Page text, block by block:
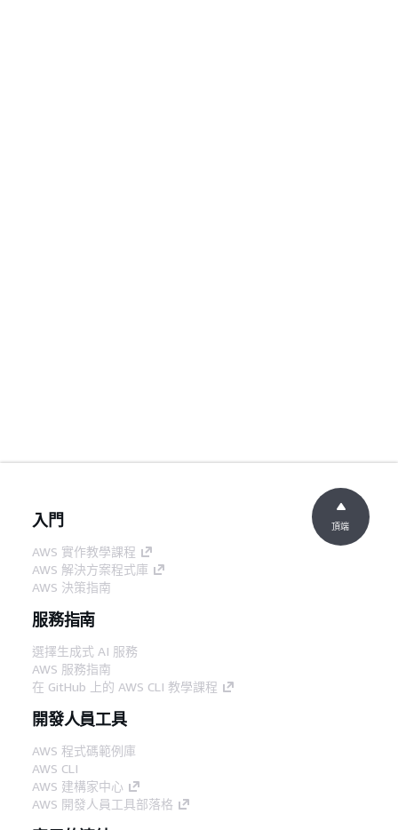
入門
AWS 實作教學課程
AWS 解決方案程式庫
AWS 決策指南
服務指南
選擇生成式 AI 服務
AWS 服務指南
在 GitHub 上的 AWS CLI 教學課程
開發人員工具
AWS 程式碼範例庫
AWS CLI
AWS 建構家中心
AWS 開發人員工具部落格
頂端